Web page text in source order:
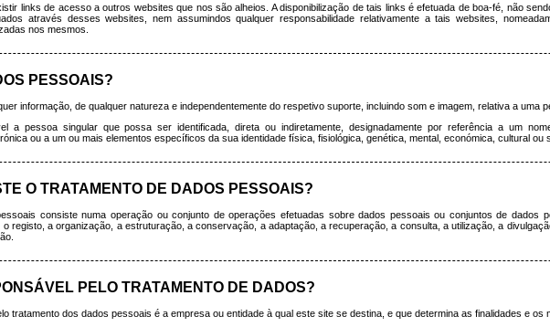
links de acesso a outros websites que nos são alheios. A disponibilização de tais links é efetuada de boa-fé, não
através desses websites, nem assumindos qualquer responsabilidade relativamente a tais websites,
nos mesmos.
PESSOAIS?
informação, de qualquer natureza e independentemente do respetivo suporte, incluindo som e imagem, relativa a uma
a pessoa singular que possa ser identificada, direta ou indiretamente, designadamente por referência a um
ou a um ou mais elementos específicos da sua identidade física, fisiológica, genética, mental, económica, cultural ou
O TRATAMENTO DE DADOS PESSOAIS?
consiste numa operação ou conjunto de operações efetuadas sobre dados pessoais ou conjuntos de dados
o registo, a organização, a estruturação, a conservação, a adaptação, a recuperação, a consulta, a utilização, a
PELO TRATAMENTO DE DADOS?
tratamento dos dados pessoais é a empresa ou entidade à qual este site se destina, e que determina as finalidades e os